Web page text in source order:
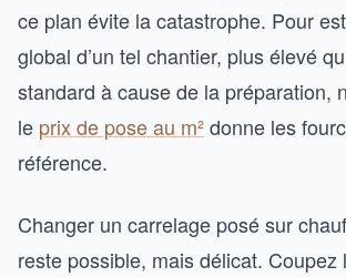
ce plan évite la catastrophe. Pour
global d’un tel chantier, plus élevé
standard à cause de la préparation,
le prix de pose au m²donne les
référence.
Changer un carrelage posé sur
reste possible, mais délicat. Coupez